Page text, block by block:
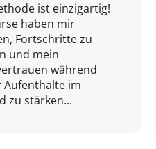
ist einzigartig!
haben mir
Fortschritte zu
und mein
während
Aufenthalte im
zu stärken...